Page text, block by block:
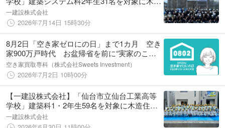
住宅の建築現場見学会を7月9日（木）に開催
一建設株式会社
2026年7月14日 15時30分
8月2日「空き家ゼロにの日」まで1カ月 空き
家900万戸時代 お盆帰省を前に“実家のこれ
から”を考える夏へ お盆帰省・相続・防災・
住生活基本計画をきっかけに全国で空き家啓
発を広げる
空き家買取専科（株式会社Sweets Investment）
2026年7月2日 10時00分
【一建設株式会社】「仙台市立仙台工業高等
学校」建築科1・2年生59名を対象に木造住宅
の建築現場見学会を6月22日（月）に開催
一建設株式会社